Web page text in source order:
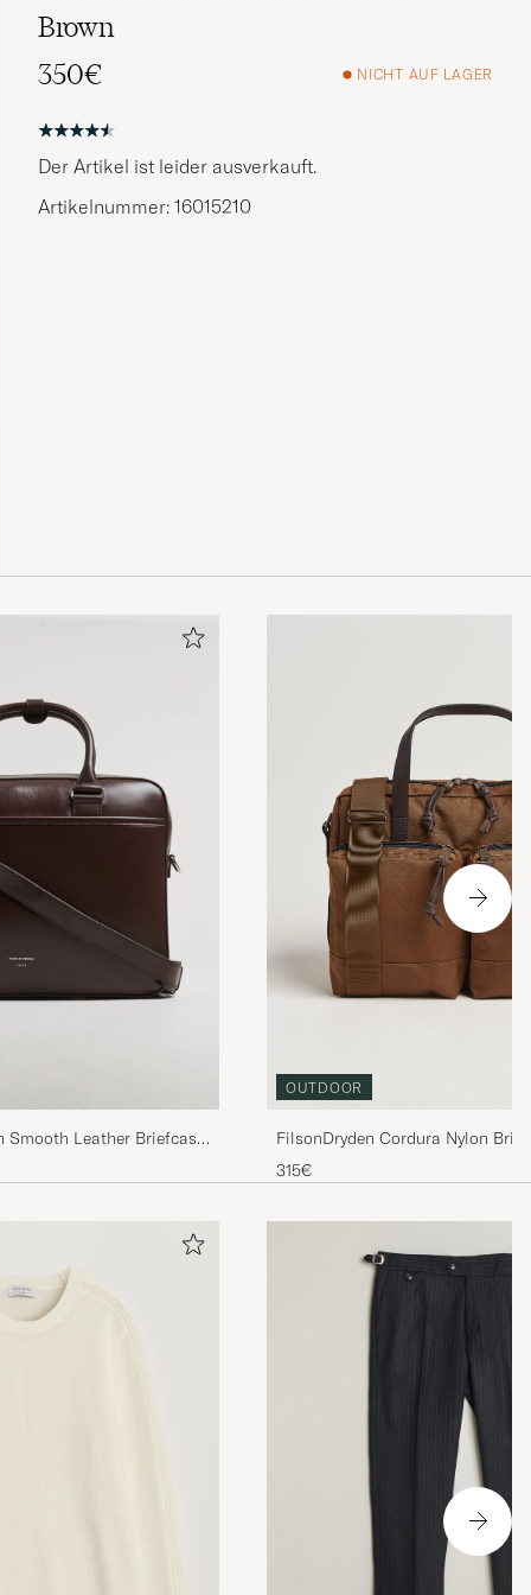
Brown
350€
NICHT AUF LAGER
Der Artikel ist leider ausverkauft.
Artikelnummer: 16015210
Smooth Leather Briefcase
OUTDOOR
FilsonDryden Cordura Nylon
315€